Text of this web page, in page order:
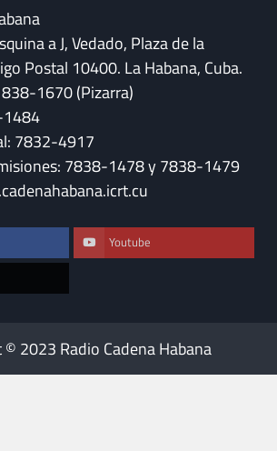
a J, Vedado, Plaza de la
Postal 10400. La Habana, Cuba.
1670 (Pizarra)
7832-4917
7838-1478 y 7838-1479
Youtube